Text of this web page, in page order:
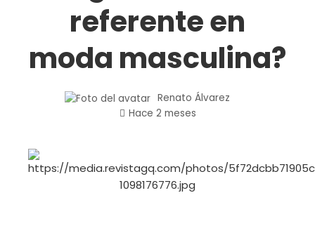
referente en
moda masculina?
Renato Álvarez
Hace 2 meses